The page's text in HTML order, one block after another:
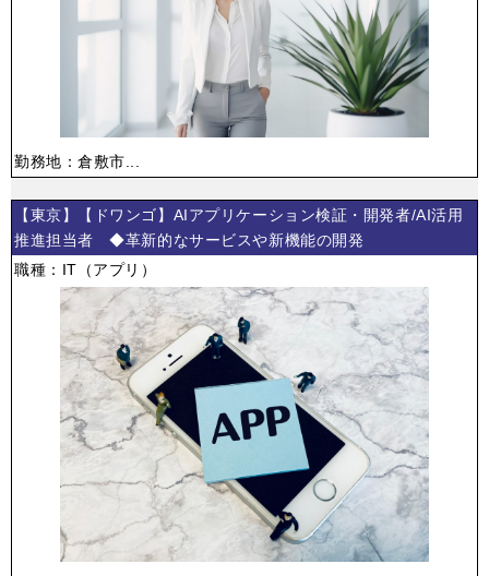
勤務地：倉敷市...
【東京】【ドワンゴ】AIアプリケーション検証・開発者/AI活用
推進担当者 ◆革新的なサービスや新機能の開発
職種：IT（アプリ）